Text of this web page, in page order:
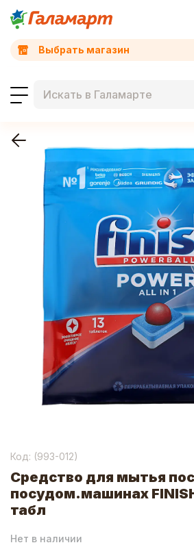
Выбрать магазин
Код: (993-012)
Средство для мытья
посудом.машинах
табл
Нет в наличии